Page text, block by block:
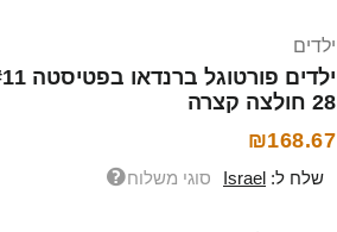
ילדים
28 חולצה קצרה
₪168.67
שלח ל: Israel סוגי משלוח